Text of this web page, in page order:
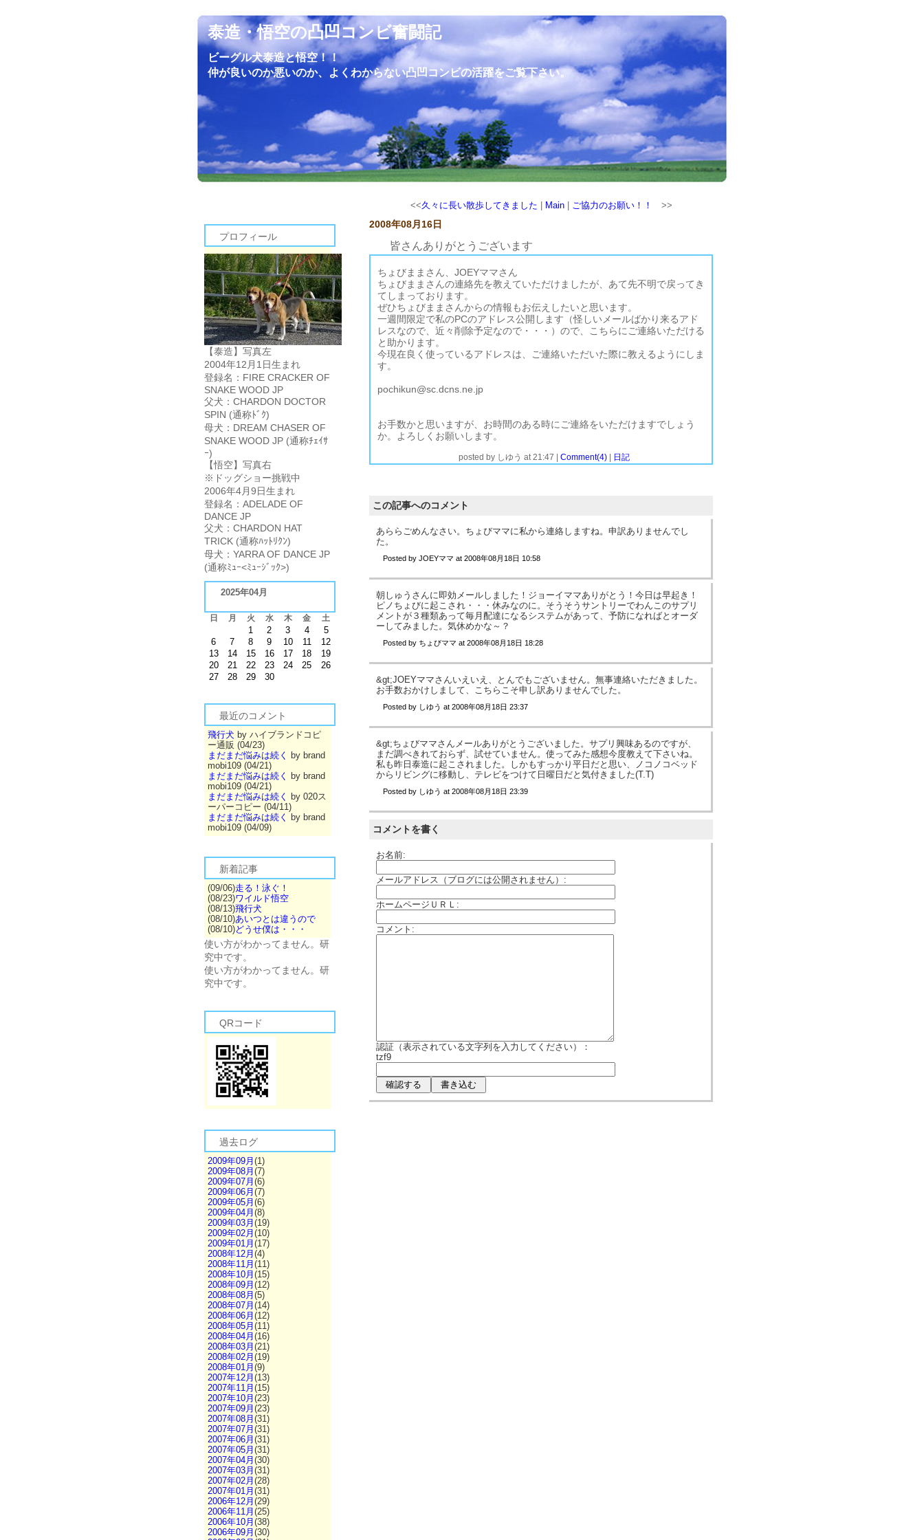
泰造・悟空の凸凹コンビ奮闘記
ビーグル犬泰造と悟空！！
仲が良いのか悪いのか、よくわからない凸凹コンビの活躍をご覧下さい。
プロフィール
【泰造】写真左
2004年12月1日生まれ
登録名：FIRE CRACKER OF
SNAKE WOOD JP
父犬：CHARDON DOCTOR
SPIN (通称ﾄﾞｸ)
母犬：DREAM CHASER OF
SNAKE WOOD JP (通称ﾁｪｲｻ
ｰ)
【悟空】写真右
※ドッグショー挑戦中
2006年4月9日生まれ
登録名：ADELADE OF
DANCE JP
父犬：CHARDON HAT
TRICK (通称ﾊｯﾄﾘｸﾝ)
母犬：YARRA OF DANCE JP
(通称ﾐｭｰ<ﾐｭｰｼﾞｯｸ>)
2025年04月
日 月 火 水 木 金 土
1 2 3 4
5
6
7 8 9 10 11
12
13
14 15 16 17 18
19
20
21 22 23 24 25
26
27
28 29 30
最近のコメント
飛行犬 by ハイブランドコピ
ー通販 (04/23)
まだまだ悩みは続く
by brand
mobi109 (04/21)
まだまだ悩みは続く
by brand
mobi109 (04/21)
まだまだ悩みは続く
by 020ス
ーパーコピー (04/11)
まだまだ悩みは続く
by brand
mobi109 (04/09)
新着記事
(09/06)走る！泳ぐ！
(08/23)ワイルド悟空
(08/13)飛行犬
(08/10)あいつとは違うので
(08/10)どうせ僕は・・・
使い方がわかってません。研
究中です。
使い方がわかってません。研
究中です。
QRコード
過去ログ
2009年09月 (1)
2009年08月 (7)
2009年07月 (6)
2009年06月 (7)
2009年05月 (6)
2009年04月 (8)
2009年03月 (19)
2009年02月 (10)
2009年01月 (17)
2008年12月 (4)
2008年11月 (11)
2008年10月 (15)
2008年09月 (12)
2008年08月 (5)
2008年07月 (14)
2008年06月 (12)
2008年05月 (11)
2008年04月 (16)
2008年03月 (21)
2008年02月 (19)
2008年01月 (9)
2007年12月 (13)
2007年11月 (15)
2007年10月 (23)
2007年09月 (23)
2007年08月 (31)
2007年07月 (31)
2007年06月 (31)
2007年05月 (31)
2007年04月 (30)
2007年03月 (31)
2007年02月 (28)
2007年01月 (31)
2006年12月 (29)
2006年11月 (25)
2006年10月 (38)
2006年09月 (30)
<<久々に長い散歩してきました Main| ご協力のお願い！！ >>
2008年08月16日
皆さんありがとうございます
ちょびままさん、JOEYママさん
ちょびままさんの連絡先を教えていただけましたが、あて先不明で戻ってき
てしまっております。
ぜひちょびままさんからの情報もお伝えしたいと思います。
一週間限定で私のPCのアドレス公開します（怪しいメールばかり来るアド
レスなので、近々削除予定なので・・・）ので、こちらにご連絡いただける
と助かります。
今現在良く使っているアドレスは、ご連絡いただいた際に教えるようにしま
す。
pochikun@sc.dcns.ne.jp
お手数かと思いますが、お時間のある時にご連絡をいただけますでしょう
か。よろしくお願いします。
posted by しゆう at 21:47 Comment(4)| 日記
この記事へのコメント
あららごめんなさい。ちょびママに私から連絡しますね。申訳ありませんでし
た。
Posted by JOEYママ at 2008年08月18日 10:58
朝しゅうさんに即効メールしました！ジョーイママありがとう！今日は早起き！
ピノちょびに起こされ・・・休みなのに。そうそうサントリーでわんこのサプリ
メントが３種類あって毎月配達になるシステムがあって、予防になればとオーダ
ーしてみました。気休めかな～？
Posted by ちょびママ at 2008年08月18日 18:28
&gt;JOEYママさんいえいえ、とんでもございません。無事連絡いただきました。
お手数おかけしまして、こちらこそ申し訳ありませんでした。
Posted by しゆう at 2008年08月18日 23:37
&gt;ちょびママさんメールありがとうございました。サプリ興味あるのですが、
まだ調べきれておらず、試せていません。使ってみた感想今度教えて下さいね。
私も昨日泰造に起こされました。しかもすっかり平日だと思い、ノコノコベッド
からリビングに移動し、テレビをつけて日曜日だと気付きました(T.T)
Posted by しゆう at 2008年08月18日 23:39
コメントを書く
お名前:
メールアドレス（ブログには公開されません）:
ホームページＵＲＬ:
コメント:
認証（表示されている文字列を入力してください）：
tzf9